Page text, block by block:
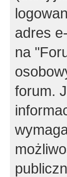
adres
na
forum.